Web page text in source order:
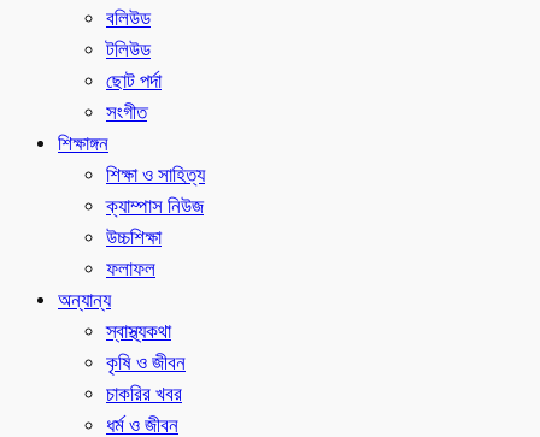
বলিউড
টলিউড
ছোট পর্দা
সংগীত
শিক্ষাঙ্গন
শিক্ষা ও সাহিত্য
ক্যাম্পাস নিউজ
উচ্চশিক্ষা
ফলাফল
অন্যান্য
স্বাস্থ্যকথা
কৃষি ও জীবন
চাকরির খবর
ধর্ম ও জীবন